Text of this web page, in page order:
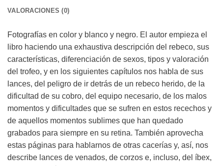
VALORACIONES (0)
Fotografías en color y blanco y negro. El autor empieza el
libro haciendo una exhaustiva descripción del rebeco, sus
características, diferenciación de sexos, tipos y valoración
del trofeo, y en los siguientes capítulos nos habla de sus
lances, del peligro de ir detrás de un rebeco herido, de la
dificultad de su cobro, del equipo necesario, de los malos
momentos y dificultades que se sufren en estos recechos y
de aquellos momentos sublimes que han quedado
grabados para siempre en su retina. También aprovecha
estas páginas para hablarnos de otras cacerías y, así, nos
describe lances de venados, de corzos e, incluso, del íbex,